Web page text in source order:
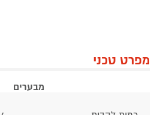
מפרט טכני
מבערים